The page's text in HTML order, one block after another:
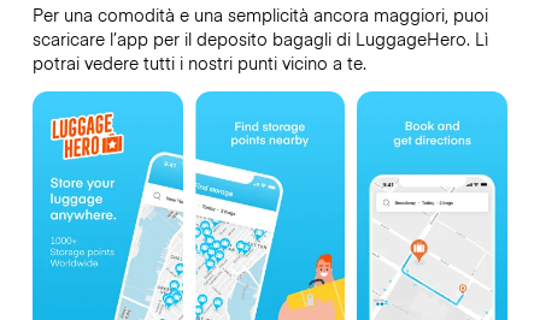
Per una comodità e una semplicità ancora maggiori, puoi
scaricare l’app per il deposito bagagli di LuggageHero. Lì
potrai vedere tutti i nostri punti vicino a te.